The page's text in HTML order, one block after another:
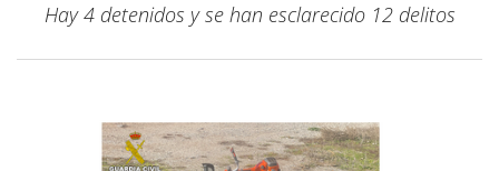
Hay 4 detenidos y se han esclarecido 12 delitos